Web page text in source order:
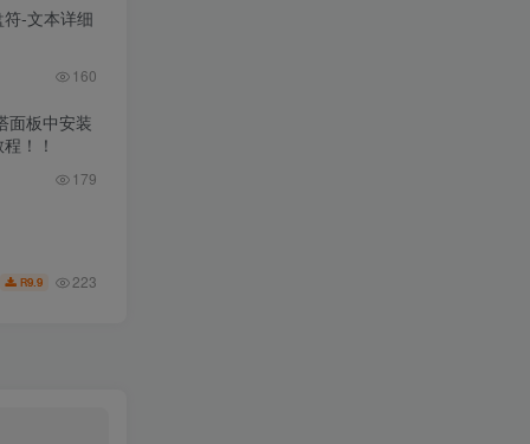
-文本详细
160
面板中安装
！！
179
R9.9 223